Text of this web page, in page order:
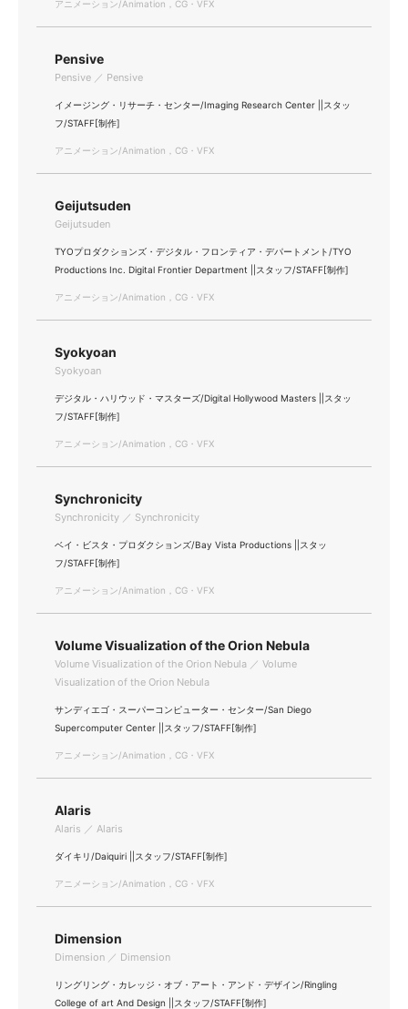
アニメーション/Animation，CG・VFX
Pensive
Pensive ／ Pensive
イメージング・リサーチ・センター/Imaging Research Center ||スタッ
フ/STAFF[制作]
アニメーション/Animation，CG・VFX
Geijutsuden
Geijutsuden
TYOプロダクションズ・デジタル・フロンティア・デパートメント/TYO
Productions Inc. Digital Frontier Department ||スタッフ/STAFF[制作]
アニメーション/Animation，CG・VFX
Syokyoan
Syokyoan
デジタル・ハリウッド・マスターズ/Digital Hollywood Masters ||スタッ
フ/STAFF[制作]
アニメーション/Animation，CG・VFX
Synchronicity
Synchronicity ／ Synchronicity
ベイ・ビスタ・プロダクションズ/Bay Vista Productions ||スタッ
フ/STAFF[制作]
アニメーション/Animation，CG・VFX
Volume Visualization of the Orion Nebula
Volume Visualization of the Orion Nebula ／ Volume
Visualization of the Orion Nebula
サンディエゴ・スーパーコンピューター・センター/San Diego
Supercomputer Center ||スタッフ/STAFF[制作]
アニメーション/Animation，CG・VFX
Alaris
Alaris ／ Alaris
ダイキリ/Daiquiri ||スタッフ/STAFF[制作]
アニメーション/Animation，CG・VFX
Dimension
Dimension ／ Dimension
リングリング・カレッジ・オブ・アート・アンド・デザイン/Ringling
College of art And Design ||スタッフ/STAFF[制作]